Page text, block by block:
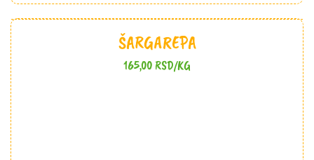
ŠARGAREPA
165,00RSD/KG